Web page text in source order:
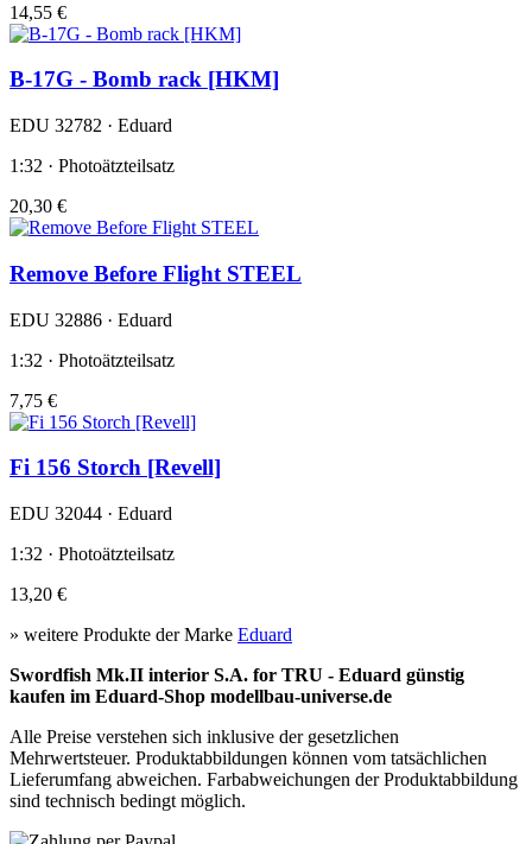
14,55 €
B-17G - Bomb rack [HKM]
EDU 32782 · Eduard
1:32 · Photoätzteilsatz
20,30 €
Remove Before Flight STEEL
EDU 32886 · Eduard
1:32 · Photoätzteilsatz
7,75 €
Fi 156 Storch [Revell]
EDU 32044 · Eduard
1:32 · Photoätzteilsatz
13,20 €
» weitere Produkte der Marke Eduard
Swordfish Mk.II interior S.A. for TRU - Eduard günstig
kaufen im Eduard-Shop modellbau-universe.de
Alle Preise verstehen sich inklusive der gesetzlichen
Mehrwertsteuer. Produktabbildungen können vom tatsächlichen
Lieferumfang abweichen. Farbabweichungen der Produktabbildung
sind technisch bedingt möglich.